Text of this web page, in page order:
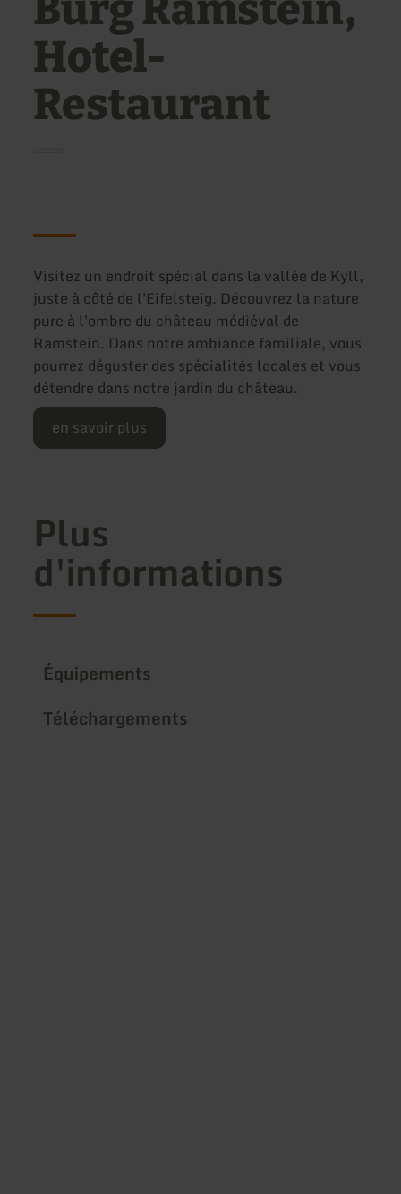
Hotel-
Restaurant
Visitez un endroit spécial dans la vallée de Kyll,
juste à côté de l'Eifelsteig. Découvrez la nature
pure à l'ombre du château médiéval de
Ramstein. Dans notre ambiance familiale, vous
pourrez déguster des spécialités locales et vous
détendre dans notre jardin du château.
en savoir plus
Plus
d'informations
Équipements
Téléchargements